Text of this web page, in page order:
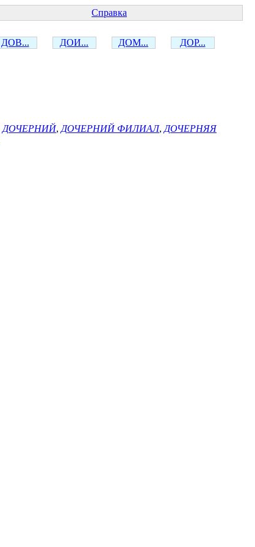
Справка
ДОВ... ДОИ... ДОМ...
ДОР...
ДОЧЕРНИЙ, ДОЧЕРНИЙ ФИЛИАЛ, ДОЧЕРНЯЯ